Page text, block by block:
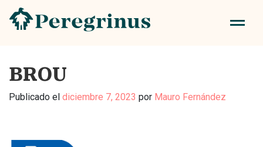
BROU
Publicado el diciembre 7, 2023 por Mauro Fernández